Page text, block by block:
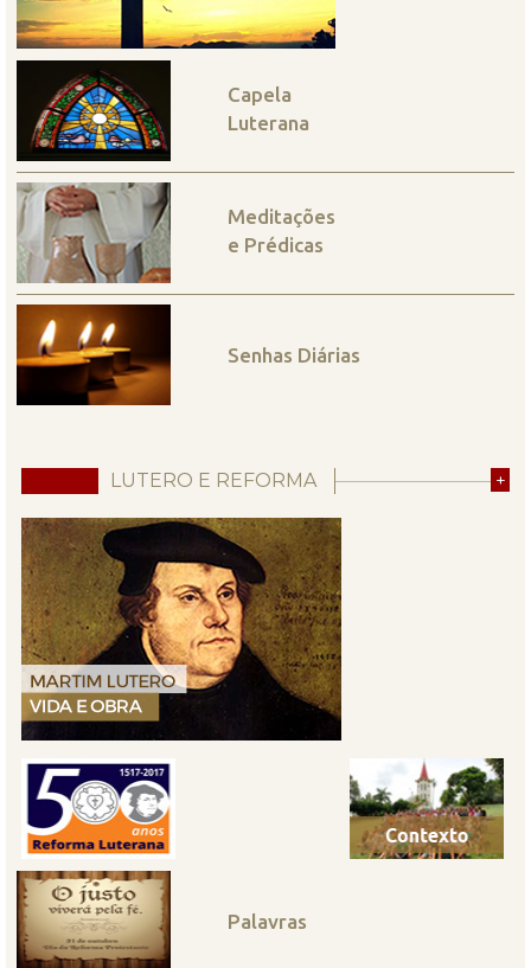
Capela
Luterana
Meditações
e Prédicas
Senhas Diárias
LUTERO E REFORMA +
Palavras